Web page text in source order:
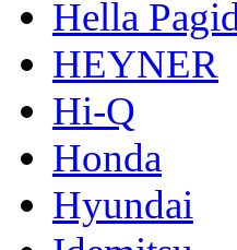
Hella
HEYNER
Hi-Q
Honda
Hyundai